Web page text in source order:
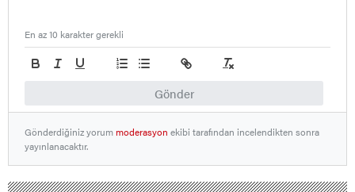
Gönder
En az 10 karakter gerekli
Gönderdiğiniz yorummoderasyon ekibi tarafından incelendikten sonra
yayınlanacaktır.